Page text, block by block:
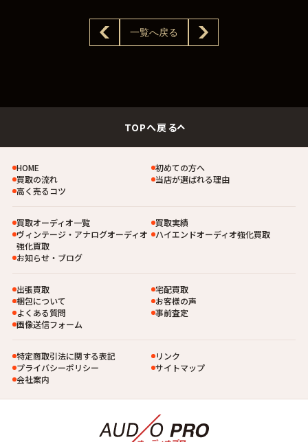
一覧へ戻る
TOPへ戻る
HOME
初めての方へ
買取の流れ
当店が選ばれる理由
高く売るコツ
買取オーディオ一覧
買取実績
ヴィンテージ・アナログオーディオ
強化買取
ハイエンドオーディオ強化買取
お知らせ・ブログ
出張買取
宅配買取
梱包について
お客様の声
よくある質問
事前査定
画像送信フォーム
特定商取引法に関する表記
リンク
プライバシーポリシー
サイトマップ
会社案内